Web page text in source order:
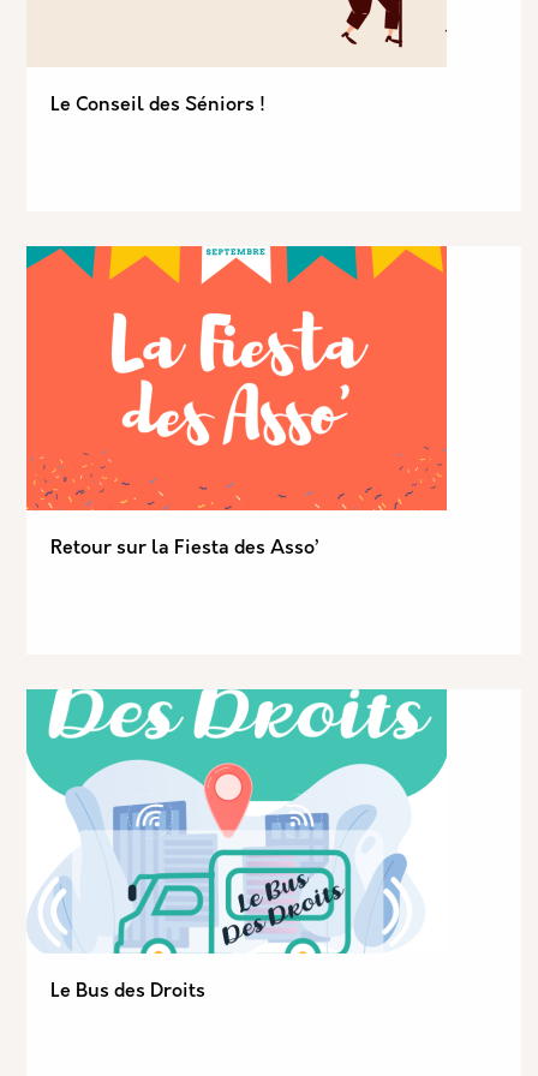
Le Conseil des Séniors !
Retour sur la Fiesta des Asso’
Le Bus des Droits